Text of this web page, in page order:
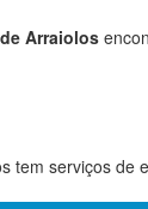
Arraiolos
tem serviços